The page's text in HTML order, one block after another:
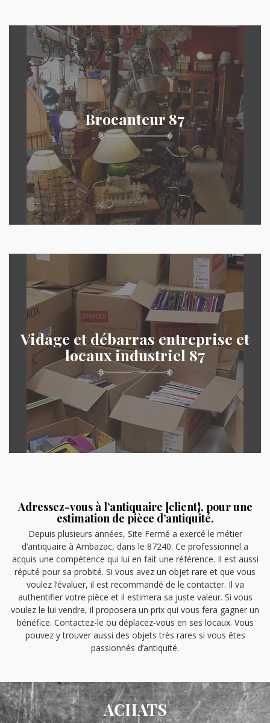
Brocanteur 87
Vidage et débarras entreprise et
locaux industriel 87
Adressez-vous à l’antiquaire [client}, pour une
estimation de pièce d’antiquité.
Depuis plusieurs années, Site Fermé a exercé le métier
d’antiquaire à Ambazac, dans le 87240. Ce professionnel a
acquis une compétence qui lui en fait une référence. Il est aussi
réputé pour sa probité. Si vous avez un objet rare et que vous
voulez l’évaluer, il est recommandé de le contacter. Il va
authentifier votre pièce et il estimera sa juste valeur. Si vous
voulez le lui vendre, il proposera un prix qui vous fera gagner un
bénéfice. Contactez-le ou déplacez-vous en ses locaux. Vous
pouvez y trouver aussi des objets très rares si vous êtes
passionnés d’antiquité.
ACHATS